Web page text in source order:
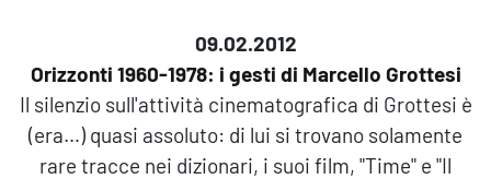
09.02.2012
Orizzonti 1960-1978: i gesti di Marcello Grottesi
Il silenzio sull'attività cinematografica di Grottesi è
(era…) quasi assoluto: di lui si trovano solamente
rare tracce nei dizionari, i suoi film, "Time" e "Il